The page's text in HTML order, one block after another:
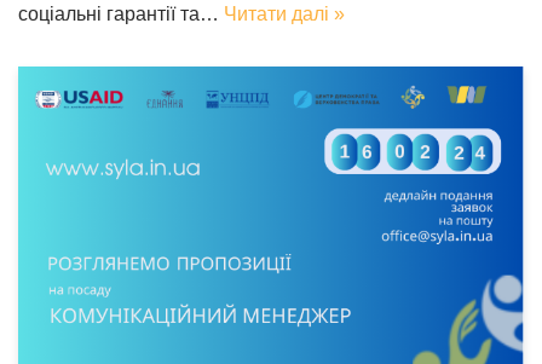
соціальні гарантії та… Читати далі »